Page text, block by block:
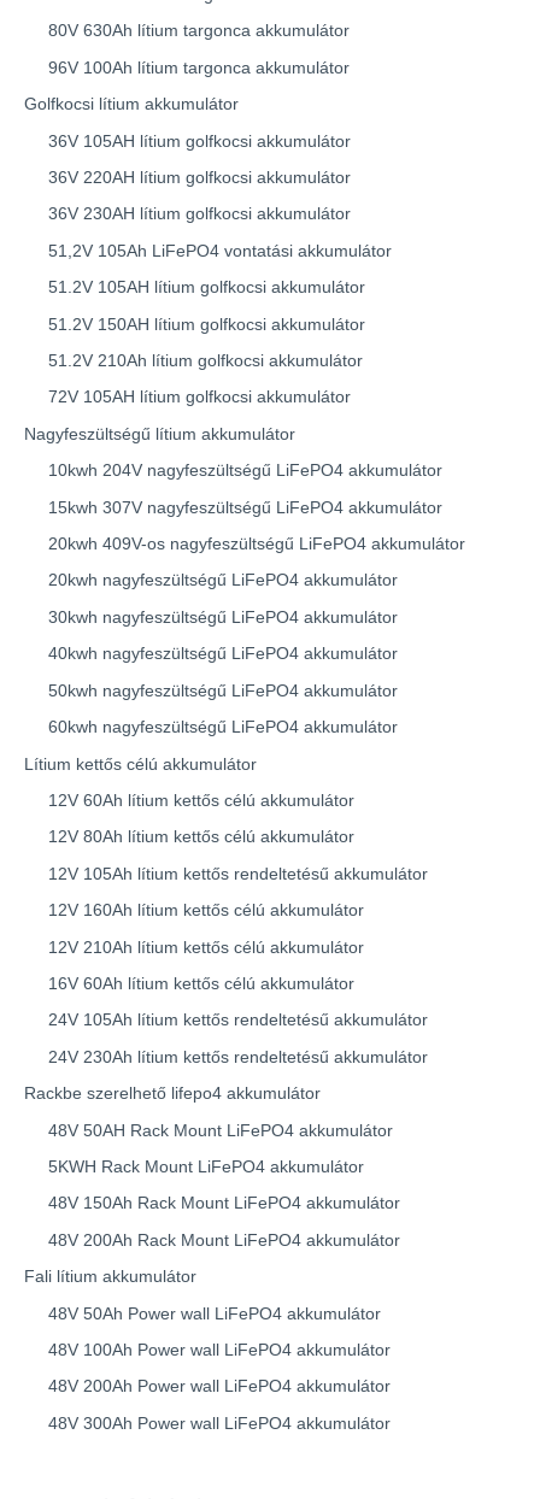
80V 630Ah lítium targonca akkumulátor
96V 100Ah lítium targonca akkumulátor
Golfkocsi lítium akkumulátor
36V 105AH lítium golfkocsi akkumulátor
36V 220AH lítium golfkocsi akkumulátor
36V 230AH lítium golfkocsi akkumulátor
51,2V 105Ah LiFePO4 vontatási akkumulátor
51.2V 105AH lítium golfkocsi akkumulátor
51.2V 150AH lítium golfkocsi akkumulátor
51.2V 210Ah lítium golfkocsi akkumulátor
72V 105AH lítium golfkocsi akkumulátor
Nagyfeszültségű lítium akkumulátor
10kwh 204V nagyfeszültségű LiFePO4 akkumulátor
15kwh 307V nagyfeszültségű LiFePO4 akkumulátor
20kwh 409V-os nagyfeszültségű LiFePO4 akkumulátor
20kwh nagyfeszültségű LiFePO4 akkumulátor
30kwh nagyfeszültségű LiFePO4 akkumulátor
40kwh nagyfeszültségű LiFePO4 akkumulátor
50kwh nagyfeszültségű LiFePO4 akkumulátor
60kwh nagyfeszültségű LiFePO4 akkumulátor
Lítium kettős célú akkumulátor
12V 60Ah lítium kettős célú akkumulátor
12V 80Ah lítium kettős célú akkumulátor
12V 105Ah lítium kettős rendeltetésű akkumulátor
12V 160Ah lítium kettős célú akkumulátor
12V 210Ah lítium kettős célú akkumulátor
16V 60Ah lítium kettős célú akkumulátor
24V 105Ah lítium kettős rendeltetésű akkumulátor
24V 230Ah lítium kettős rendeltetésű akkumulátor
Rackbe szerelhető lifepo4 akkumulátor
48V 50AH Rack Mount LiFePO4 akkumulátor
5KWH Rack Mount LiFePO4 akkumulátor
48V 150Ah Rack Mount LiFePO4 akkumulátor
48V 200Ah Rack Mount LiFePO4 akkumulátor
Fali lítium akkumulátor
48V 50Ah Power wall LiFePO4 akkumulátor
48V 100Ah Power wall LiFePO4 akkumulátor
48V 200Ah Power wall LiFePO4 akkumulátor
48V 300Ah Power wall LiFePO4 akkumulátor